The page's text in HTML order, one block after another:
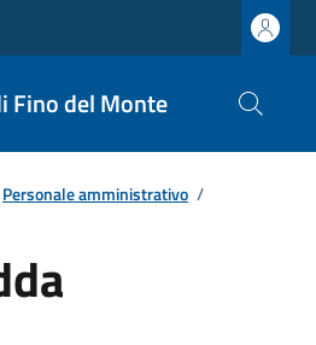
Fino del Monte
Personale amministrativo /